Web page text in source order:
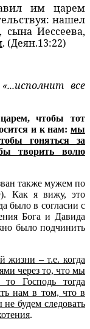
им царем
нашел
Иессеева,
. (Деян.13:22)
«...исполнит все
чтобы тот
и к нам: мы
гоняться за
творить волю
также мужем по
Как я вижу, это
было в согласии с
Бога и Давида
было подчинить
жизни – т.е. когда
через то, что мы
Господь тогда
нам в том, что в
будем следовать
.